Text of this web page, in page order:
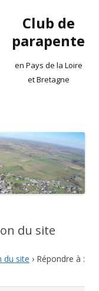
Club de
parapente
en Pays de la Loire
et Bretagne
du site
du site › Répondre à :